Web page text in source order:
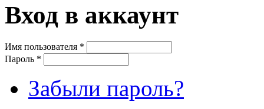
Вход в аккаунт
Имя пользователя *
Пароль *
Забыли пароль?